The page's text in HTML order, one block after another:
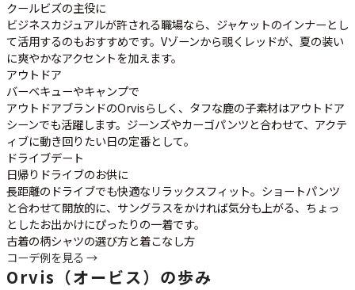
クールビズの主役に
ビジネスカジュアルが許される職場なら、ジャケットのインナーとし
て活用するのもおすすめです。Vゾーンから覗くレッドが、夏の装い
に爽やかなアクセントを加えます。
アウトドア
バーベキューやキャンプで
アウトドアブランドのOrvisらしく、タフな鹿の子素材はアウトドア
シーンでも活躍します。ジーンズやカーゴパンツと合わせて、アクテ
ィブに動き回りたい日の定番として。
ドライブデート
日帰りドライブのお供に
長距離のドライブでも快適なリラックスフィット。ショートパンツ
と合わせて開放的に、サングラスをかければ気分も上がる、ちょっ
としたお出かけにぴったりの一着です。
古着の柄シャツの選び方と着こなし方
コーデ例を見る →
Orvis（オービス）の歩み